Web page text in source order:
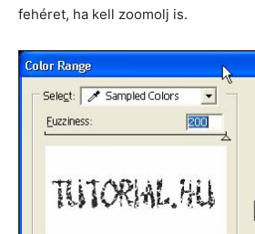
fehéret, ha kell zoomolj is.